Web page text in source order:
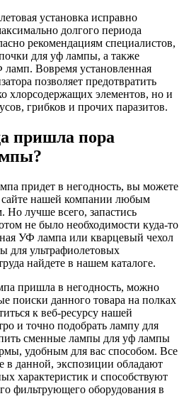
установка исправно
долгого периода
рекомендациям специалистов,
для уф лампы, а также
Вовремя установленная
позволяет предотвратить
хлорсодержащих элементов, но и
грибков и прочих паразитов.
пришла пора
придет в негодность, вы можете
сайте нашей компании любым
Но лучше всего, запастись
не было необходимости куда-то
УФ лампа или кварцевый чехол
для ультрафиолетовых
найдете в нашем каталоге.
пришла в негодность, можно
поиски данного товара на полках
к веб-ресурсу нашей
и точно подобрать лампу для
сменные лампы для уф лампы
удобным для вас способом. Все
в данной, экспозиции обладают
характеристик и способствуют
фильтрующего оборудования в